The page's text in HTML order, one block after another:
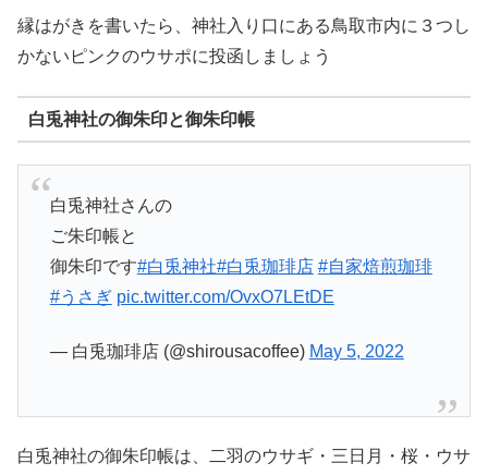
縁はがきを書いたら、神社入り口にある鳥取市内に３つし
かないピンクのウサポに投函しましょう
白兎神社の御朱印と御朱印帳
白兎神社さんの
ご朱印帳と
御朱印です#白兎神社#白兎珈琲店 #自家焙煎珈琲
#うさぎ pic.twitter.com/OvxO7LEtDE
— 白兎珈琲店 (@shirousacoffee) May 5, 2022
白兎神社の御朱印帳は、二羽のウサギ・三日月・桜・ウサ